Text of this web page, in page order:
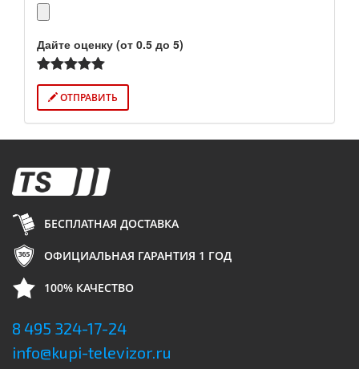
Дайте оценку (от 0.5 до 5)
ОТПРАВИТЬ
БЕСПЛАТНАЯ ДОСТАВКА
ОФИЦИАЛЬНАЯ ГАРАНТИЯ 1 ГОД
100% КАЧЕСТВО
8 495 324-17-24
info@kupi-televizor.ru